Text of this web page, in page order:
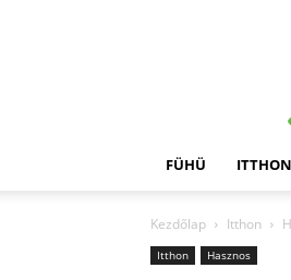
FÜHÜ ITTHON
Kezdőlap Itthon
Itthon Hasznos